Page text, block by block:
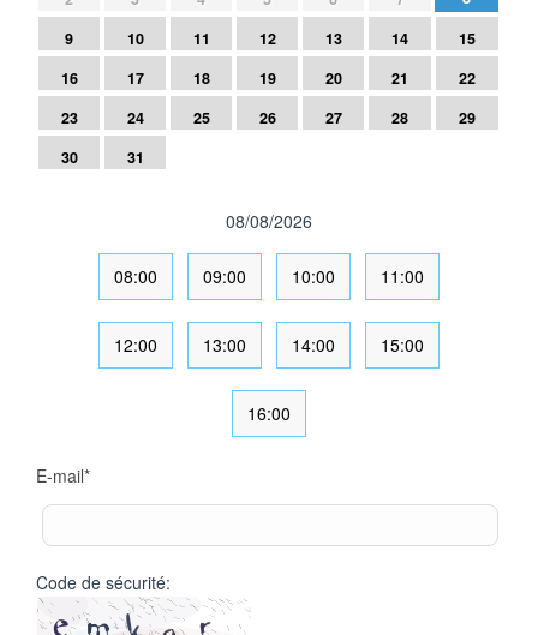
9
10 11 12 13 14
15
16
17 18 19 20 21
22
23
24 25 26 27 28
29
30
31
08/08/2026
08:00 09:00 10:00 11:00
12:00 13:00 14:00 15:00
16:00
E-mail*
Code de sécurité: